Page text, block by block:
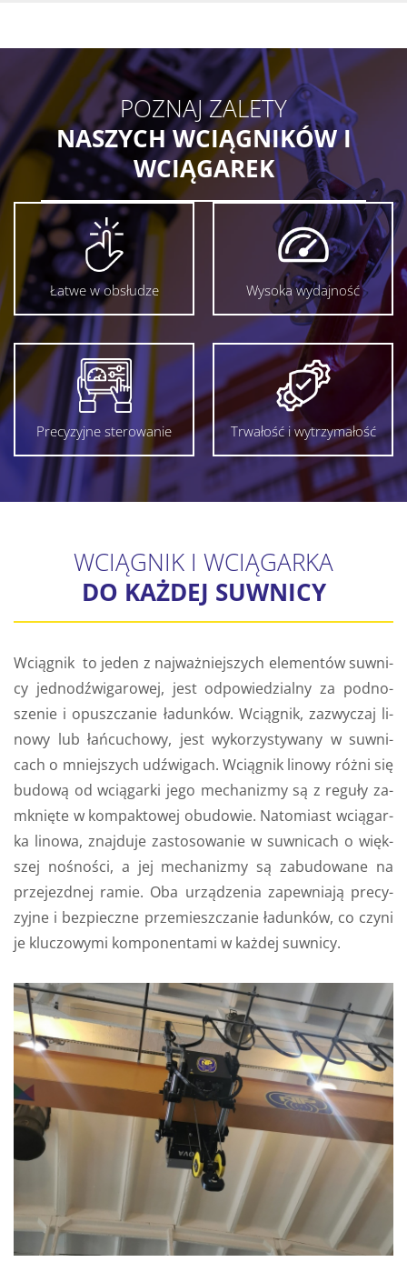
POZNAJ ZALETY
NASZYCH WCIĄGNIKÓW I
WCIĄGAREK
Łatwe w obsłudze Wysoka wydajność
Precyzyjne sterowanie Trwałość i wytrzymałość
WCIĄGNIK I WCIĄGARKA
DO KAŻDEJ SUWNICY
Wcią­gnik to jeden z naj­waż­niej­szych ele­men­tów suw­ni­
cy jed­no­dź­wi­ga­ro­wej, jest od­po­wie­dzial­ny za pod­no­
sze­nie i opusz­cza­nie ła­dun­ków. Wcią­gnik, za­zwy­czaj li­
no­wy lub łań­cu­cho­wy, jest wy­ko­rzy­sty­wa­ny w suw­ni­
cach o mniej­szych udźwi­gach. Wcią­gnik li­no­wy różni się
bu­do­wą od wcią­gar­ki jego me­cha­ni­zmy są z re­gu­ły za­
mknię­te w kom­pak­to­wej obu­do­wie. Na­to­miast wcią­gar­
ka li­no­wa, znaj­du­je za­sto­so­wa­nie w suw­ni­cach o więk­
szej no­śno­ści, a jej me­cha­ni­zmy są za­bu­do­wa­ne na
prze­jezd­nej ramie. Oba urzą­dze­nia za­pew­nia­ją pre­cy­
zyj­ne i bez­piecz­ne prze­miesz­cza­nie ła­dun­ków, co czyni
je klu­czo­wy­mi kom­po­nen­ta­mi w każ­dej suw­ni­cy.